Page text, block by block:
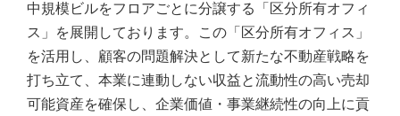
中規模ビルをフロアごとに分譲する「区分所有オフィ
ス」を展開しております。この「区分所有オフィス」
を活用し、顧客の問題解決として新たな不動産戦略を
打ち立て、本業に連動しない収益と流動性の高い売却
可能資産を確保し、企業価値・事業継続性の向上に貢